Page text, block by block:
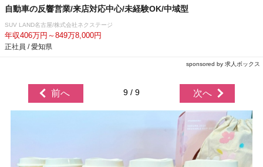
自動車の反響営業/来店対応中心/未経験OK/中域型
SUV LAND名古屋/株式会社ネクステージ
年収406万円～849万8,000円
正社員 / 愛知県
sponsored by 求人ボックス
前へ 9 / 9 次へ